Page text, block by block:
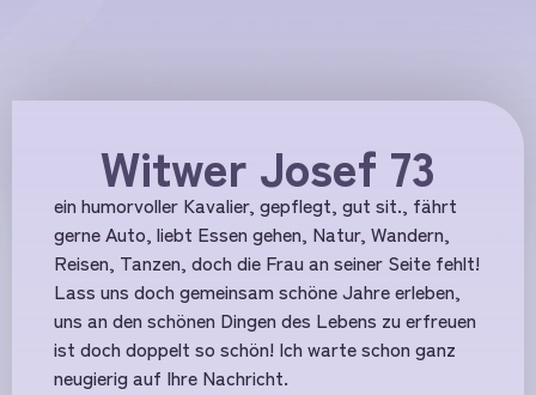
Witwer Josef 73
ein humorvoller Kavalier, gepflegt, gut sit., fährt
gerne Auto, liebt Essen gehen, Natur, Wandern,
Reisen, Tanzen, doch die Frau an seiner Seite fehlt!
Lass uns doch gemeinsam schöne Jahre erleben,
uns an den schönen Dingen des Lebens zu erfreuen
ist doch doppelt so schön! Ich warte schon ganz
neugierig auf Ihre Nachricht.